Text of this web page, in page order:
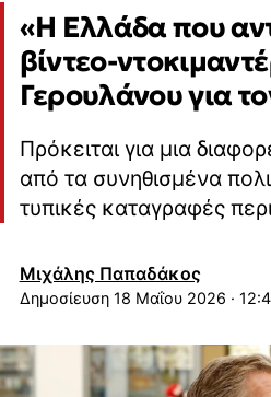
«Η Ελλάδα που
βίντεο-
Γερουλάνου για
Πρόκειται για μια
από τα συνηθισμένα
τυπικές καταγραφές
Μιχάλης Παπαδάκος
18 Μαΐου 2026 ·